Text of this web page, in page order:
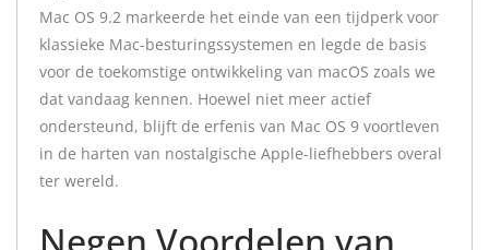
Mac OS 9.2 markeerde het einde van een tijdperk voor
klassieke Mac-besturingssystemen en legde de basis
voor de toekomstige ontwikkeling van macOS zoals we
dat vandaag kennen. Hoewel niet meer actief
ondersteund, blijft de erfenis van Mac OS 9 voortleven
in de harten van nostalgische Apple-liefhebbers overal
ter wereld.